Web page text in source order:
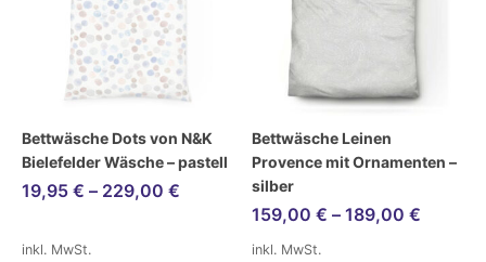
Bettwäsche Dots von N&K
Bielefelder Wäsche – pastell
19,95 € – 229,00 €
inkl. MwSt.
Bettwäsche Leinen
Provence mit Ornamenten –
silber
159,00 € – 189,00 €
inkl. MwSt.